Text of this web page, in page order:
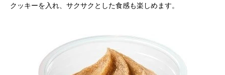
クッキーを入れ、サクサクとした食感も楽しめます。